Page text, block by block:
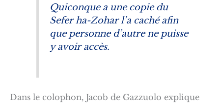
Quiconque a une copie du
Sefer ha-Zoharl’a caché afin
que personne d’autre ne puisse
y avoir accès.
Dans le colophon, Jacob de Gazzuolo explique